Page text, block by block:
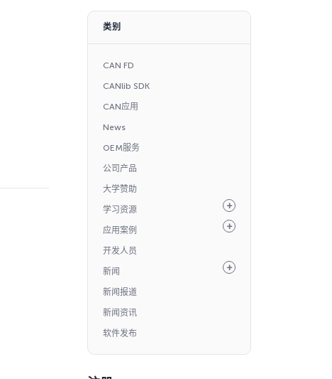
类别
CAN FD
CANlib SDK
CAN应用
News
OEM服务
公司产品
大学赞助
学习资源
应用案例
开发人员
新闻
新闻报道
新闻资讯
软件发布